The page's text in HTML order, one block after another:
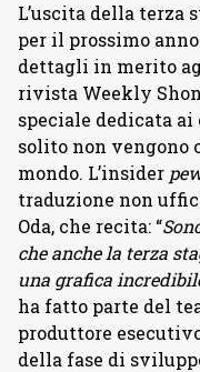
L’uscita della terza
per il prossimo
dettagli in merito
rivista Weekly
speciale dedicata
solito non
mondo. L’insider
traduzione non
Oda, che recita: “
che anche la terza
una grafica
ha fatto parte del
produttore
della fase di